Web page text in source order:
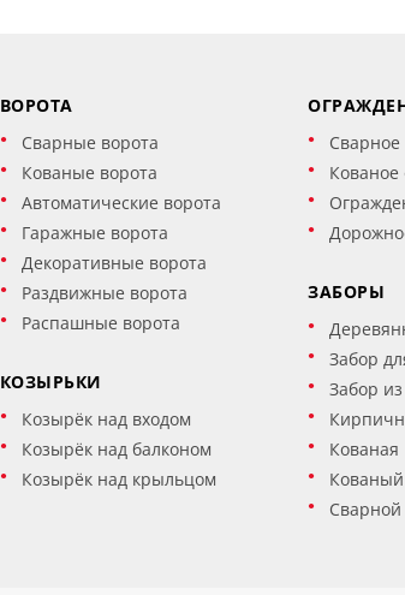
ВОРОТА
Сварные ворота
Кованые ворота
Автоматические ворота
Гаражные ворота
Декоративные ворота
Раздвижные ворота
Распашные ворота
КОЗЫРЬКИ
Козырёк над входом
Козырёк над балконом
Козырёк над крыльцом
ЗАБОРЫ
Забор
Забор
Кованая
Сварной